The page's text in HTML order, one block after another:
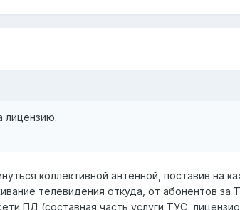
лицензию.
коллективной антенной, поставив
телевидения откуда, от абонентов
ПД (составная часть услуги ТУС,